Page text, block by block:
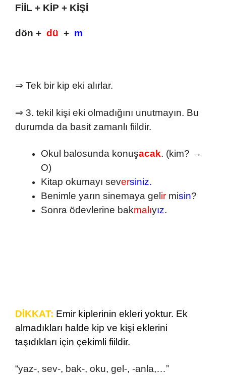
FİİL + KİP + KİŞİ
dön + dü + m
⇒ Tek bir kip eki alırlar.
⇒ 3. tekil kişi eki olmadığını unutmayın. Bu
durumda da basit zamanlı fiildir.
Okul balosunda konuşacak. (kim? →
O)
Kitap okumayı seversiniz.
Benimle yarın sinemaya gel ir misin?
Sonra ödevlerine bakmalıyız.
DİKKAT: Emir kiplerinin ekleri yoktur. Ek
almadıkları halde kip ve kişi eklerini
taşıdıkları için çekimli fiildir.
“yaz-, sev-, bak-, oku, gel-, -anla,…”